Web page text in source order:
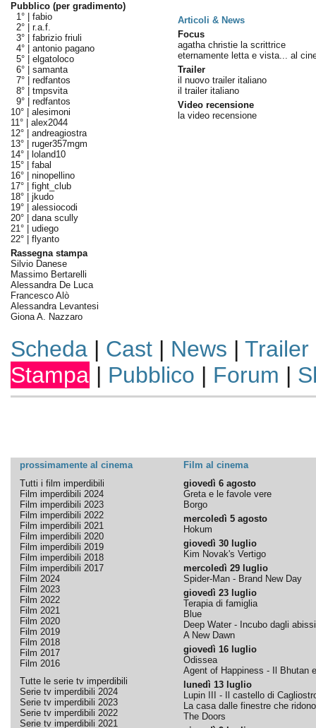
Pubblico (per gradimento)
1° | fabio
2° | r.a.f.
3° | fabrizio friuli
4° | antonio pagano
5° | elgatoloco
6° | samanta
7° | redfantos
8° | tmpsvita
9° | redfantos
10° | alesimoni
11° | alex2044
12° | andreagiostra
13° | ruger357mgm
14° |
loland10
15° | fabal
16° | ninopellino
17° | fight_club
18° | jkudo
19° | alessiocodi
20° | dana scully
21° | udiego
22° | flyanto
Rassegna stampa
Silvio Danese
Massimo Bertarelli
Alessandra De Luca
Francesco Alò
Alessandra Levantesi
Giona A. Nazzaro
Articoli & News
Focus
agatha christie la scrittrice
eternamente letta e vista... al
Trailer
il nuovo trailer italiano
il trailer italiano
Video recensione
la video recensione
Scheda| Cast| News | Trailer
Stampa | Pubblico | Forum |
prossimamente al cinema
Film al cinema
Tutti i film imperdibili
Film imperdibili 2024
Film imperdibili 2023
Film imperdibili 2022
Film imperdibili 2021
Film imperdibili 2020
Film imperdibili 2019
Film imperdibili 2018
Film imperdibili 2017
Film 2024
Film 2023
Film 2022
Film 2021
Film 2020
Film 2019
Film 2018
Film 2017
Film 2016
Tutte le serie tv imperdibili
Serie tv imperdibili 2024
Serie tv imperdibili 2023
Serie tv imperdibili 2022
Serie tv imperdibili 2021
giovedì 6 agosto
Greta e le favole vere
Borgo
mercoledì 5 agosto
Hokum
giovedì 30 luglio
Kim Novak's Vertigo
mercoledì 29 luglio
Spider-Man - Brand New Day
giovedì 23 luglio
Terapia di famiglia
Blue
Deep Water - Incubo dagli abissi
A New Dawn
giovedì 16 luglio
Odissea
Agent of Happiness - Il Bhutan
lunedì 13 luglio
Lupin III - Il castello di
La casa dalle finestre che ridono
The Doors